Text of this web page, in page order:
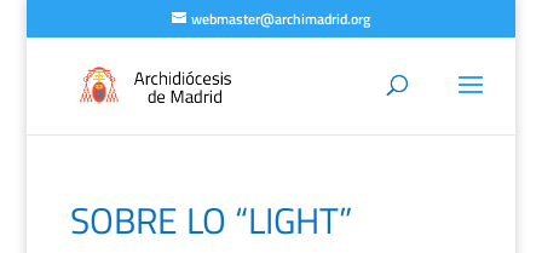
webmaster@archimadrid.org
SOBRE LO “LIGHT”